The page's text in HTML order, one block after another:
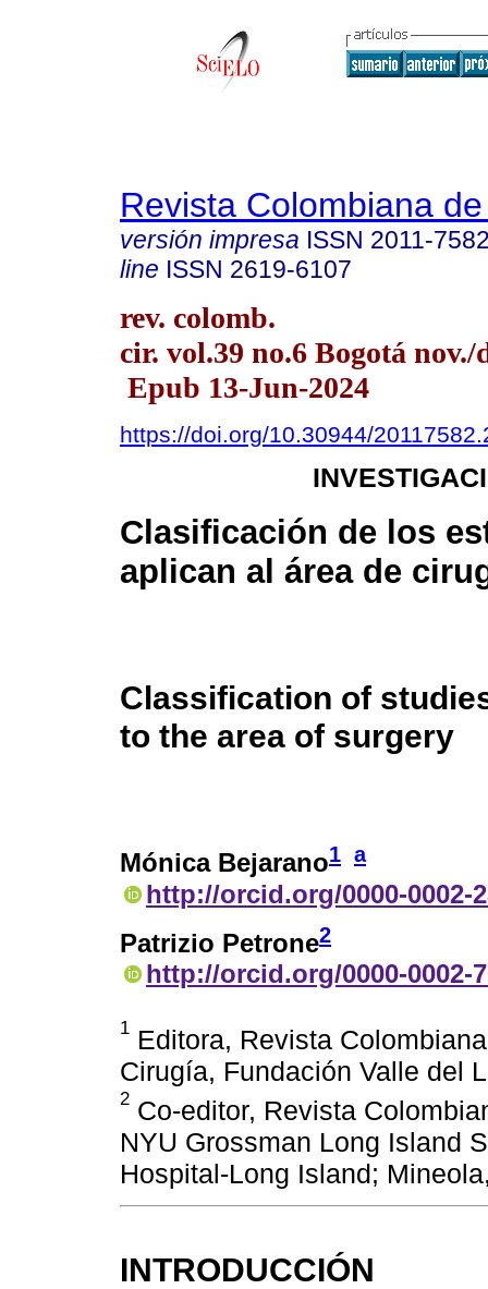
Revista Colombiana
versión impresa ISSN 2011-
line ISSN 2619-6107
rev. colomb.
cir. vol.39 no.6 Bogotá nov./
Epub 13-Jun-2024
https://doi.org/10.30944/
Clasificación de los
aplican al área de
Classification of
to the area of surgery
Mónica Bejarano1 a
http://orcid.org/0000-0002-
Patrizio Petrone2
http://orcid.org/0000-0002-
1 Editora, Revista
Cirugía, Fundación Valle del
2 Co-editor, Revista
NYU Grossman Long Island
Hospital-Long Island;
INTRODUCCIÓN